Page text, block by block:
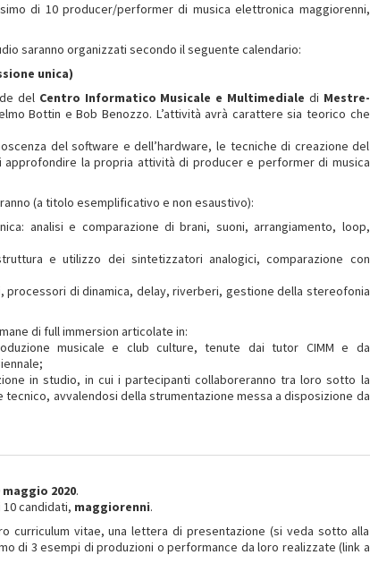
di 10 producer/performer di musica elettronica maggiorenni,
saranno organizzati secondo il seguente calendario:
unica)
del Centro Informatico Musicale e Multimediale di Mestre-
Bottin e Bob Benozzo. L’attività avrà carattere sia teorico che
del software e dell’hardware, le tecniche di creazione del
approfondire la propria attività di producer e performer di musica
(a titolo esemplificativo e non esaustivo):
analisi e comparazione di brani, suoni, arrangiamento, loop,
e utilizzo dei sintetizzatori analogici, comparazione con
processori di dinamica, delay, riverberi, gestione della stereofonia
di full immersion articolate in:
musicale e club culture, tenute dai tutor CIMM e da
in studio, in cui i partecipanti collaboreranno tra loro sotto la
avvalendosi della strumentazione messa a disposizione da
maggio 2020.
candidati, maggiorenni.
curriculum vitae, una lettera di presentazione (si veda sotto alla
di 3 esempi di produzioni o performance da loro realizzate (link a